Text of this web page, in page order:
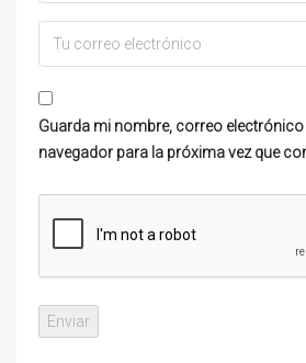
Guarda mi nombre, correo electrónico
navegador para la próxima vez que